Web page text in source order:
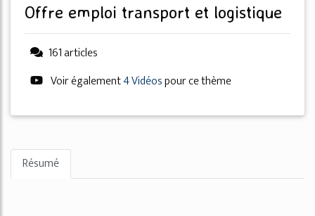
offre emploi transport et logistique
161 articles
Voir également4 Vidéospour ce thème
Résumé